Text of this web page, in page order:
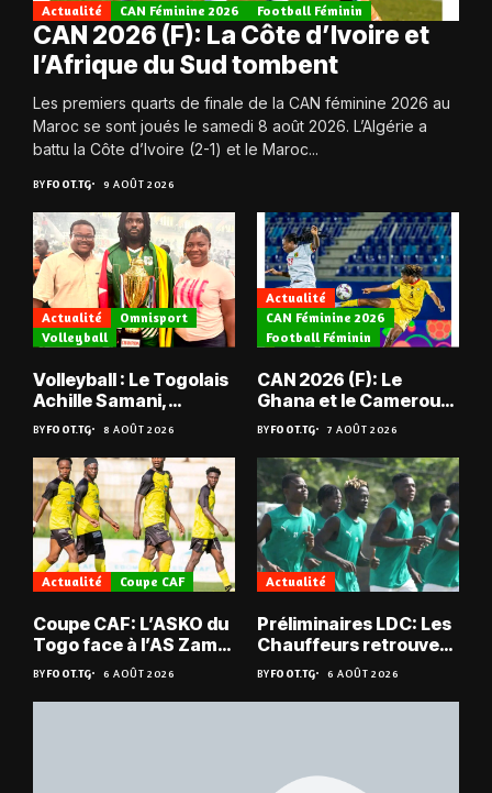
Actualité CAN Féminine 2026 Football Féminin
CAN 2026 (F): La Côte d’Ivoire et
l’Afrique du Sud tombent
Les premiers quarts de finale de la CAN féminine 2026 au
Maroc se sont joués le samedi 8 août 2026. L’Algérie a
battu la Côte d’Ivoire (2-1) et le Maroc...
BYFOOT.TG 9 AOÛT 2026
Actualité
Omnisport
Volleyball
Volleyball : Le Togolais
Achille Samani,
champion du Bénin !
BYFOOT.TG 8 AOÛT 2026
Actualité
CAN Féminine 2026
Football Féminin
CAN 2026 (F): Le
Ghana et le Cameroun
en quarts
BYFOOT.TG 7 AOÛT 2026
Actualité Coupe CAF
Coupe CAF: L’ASKO du
Togo face à l’AS Zam
du Niger
BYFOOT.TG 6 AOÛT 2026
Actualité
Préliminaires LDC: Les
Chauffeurs retrouvent
les Mimos
BYFOOT.TG 6 AOÛT 2026